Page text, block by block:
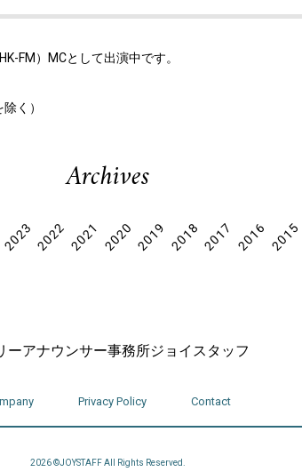
FM）MCとして出演中です。
く）
Archives
2023 2022 2021 2020 2019 2018 2017 2016 2015
Privacy Policy Contact
2026 ©JOYSTAFF All Rights Reserved.